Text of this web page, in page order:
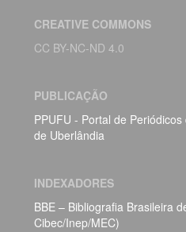
CREATIVE COMMONS
CC BY-NC-ND 4.0
PUBLICAÇÃO
PPUFU - Portal de
de Uberlândia
INDEXADORES
BBE – Bibliografia Brasileira
Cibec/Inep/MEC)